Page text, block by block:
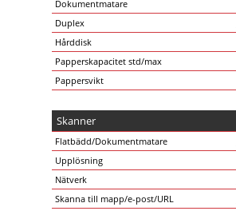
Dokumentmatare
Duplex
Hårddisk
Papperskapacitet std/max
Pappersvikt
Skanner
Flatbädd/Dokumentmatare
Upplösning
Nätverk
Skanna till mapp/e-post/URL